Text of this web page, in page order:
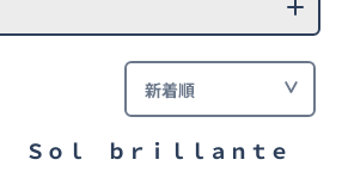
Ｓｏｌ ｂｒｉｌｌａｎｔｅ